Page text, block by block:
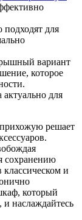
подходят для
вариант
которое
актуально для
решает
сохранению
и
который
и наслаждайтесь